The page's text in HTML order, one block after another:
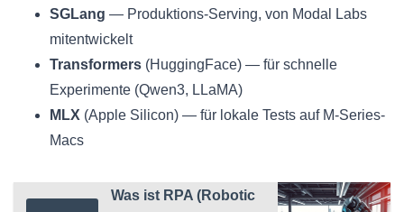
SGLang — Produktions-Serving, von Modal Labs
mitentwickelt
Transformers (HuggingFace) — für schnelle
Experimente (Qwen3, LLaMA)
MLX (Apple Silicon) — für lokale Tests auf M-Series-
Macs
Was ist RPA (Robotic